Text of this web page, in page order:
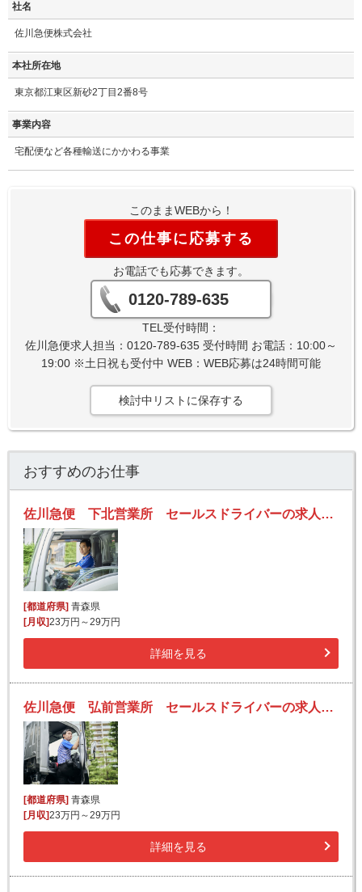
社名
佐川急便株式会社
本社所在地
東京都江東区新砂2丁目2番8号
事業内容
宅配便など各種輸送にかかわる事業
このままWEBから！
この仕事に応募する
お電話でも応募できます。
0120-789-635
TEL受付時間：
佐川急便求人担当：0120-789-635 受付時間 お電話：10:00～
19:00 ※土日祝も受付中 WEB：WEB応募は24時間可能
検討中リストに保存する
おすすめのお仕事
佐川急便 下北営業所 セールスドライバーの求人！安定収入と働きがい！大手の佐川急便で長期的に活躍できるチャンス♪
[都道府県] 青森県
[月収]23万円～29万円
詳細を見る
佐川急便 弘前営業所 セールスドライバーの求人！安定収入と働きがい！大手の佐川急便で長期的に活躍できるチャンス♪
[都道府県] 青森県
[月収]23万円～29万円
詳細を見る